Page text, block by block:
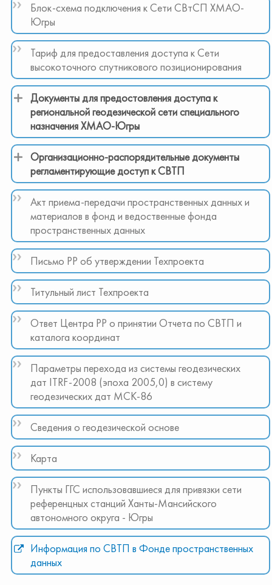
Блок-схема подключения к Сети СВтСП ХМАО-
Югры
Тариф для предоставления доступа к Сети
высокоточного спутникового позиционирования
Документы для предостовления доступа к
региональной геодезической сети специального
назначения ХМАО-Югры
Организационно-распорядительные документы
регламентирующие доступ к СВТП
Акт приема-передачи пространственных данных и
материалов в фонд и ведоственные фонда
пространственных данных
Письмо РР об утверждении Техпроекта
Титульный лист Техпроекта
Ответ Центра РР о принятии Отчета по СВТП и
каталога координат
Параметры перехода из системы геодезических
дат ITRF-2008 (эпоха 2005,0) в систему
геодезических дат МСК-86
Сведения о геодезической основе
Карта
Пункты ГГС использовавшиеся для привязки сети
референцных станций Ханты-Мансийского
автономного округа - Югры
Информация по СВТП в Фонде пространственных
данных